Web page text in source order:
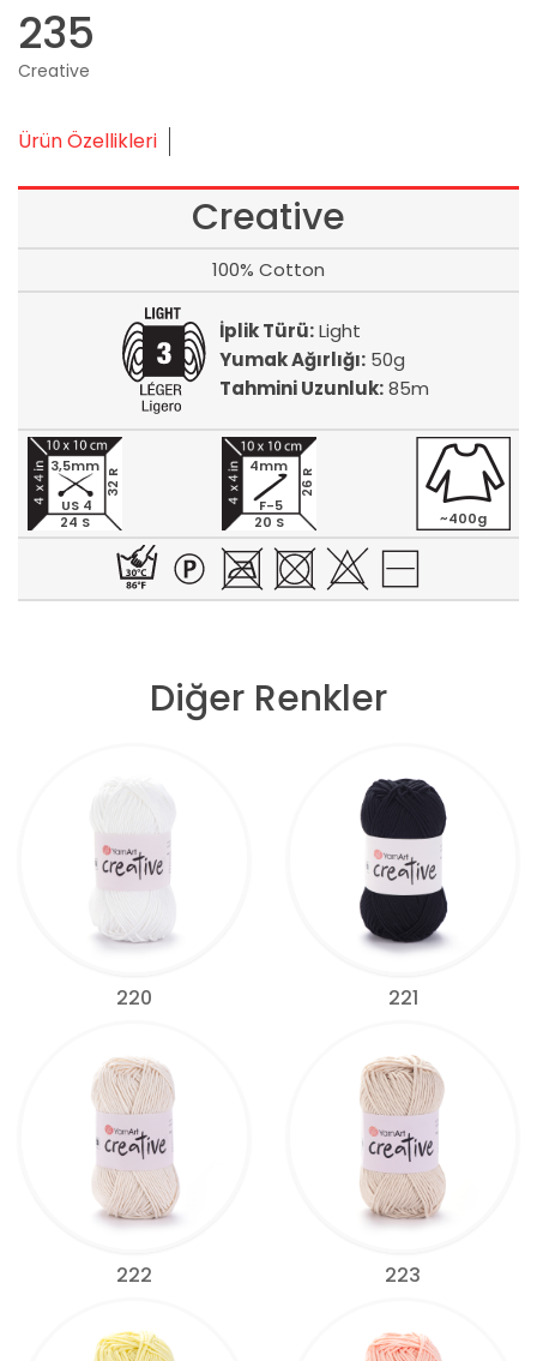
235
Creative
Ürün Özellikleri
Creative
100% Cotton
İplik Türü:Light
Yumak Ağırlığı:50g
Tahmini Uzunluk:85m
24 S
32 R
3,5mm
US 4
20 S
26 R
4mm
F-5
~400g
Diğer Renkler
220 221
222 223